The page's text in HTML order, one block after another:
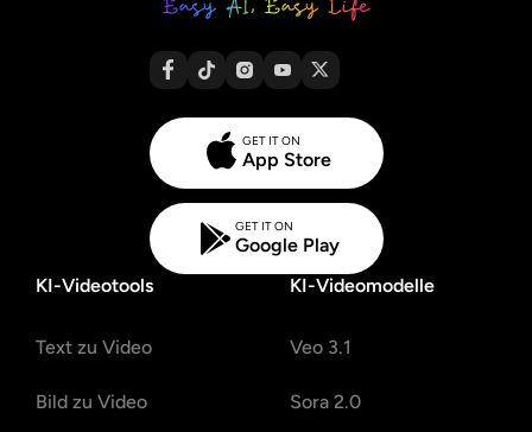
GET IT ON
App Store
GET IT ON
Google Play
KI-Videotools
Text zu Video
Bild zu Video
KI-Videomodelle
Veo 3.1
Sora 2.0